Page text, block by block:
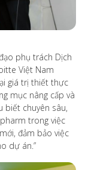
phụ trách Dịch
Việt Nam
giá trị thiết thực
mục nâng cấp và
biết chuyên sâu,
trong việc
đảm bảo việc
dự án.”